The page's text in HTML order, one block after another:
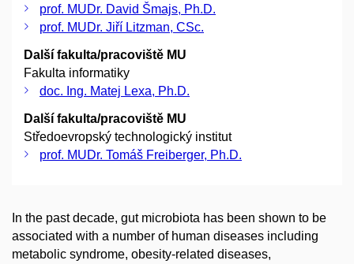
prof. MUDr. David Šmajs, Ph.D.
prof. MUDr. Jiří Litzman, CSc.
Další fakulta/pracoviště MU
Fakulta informatiky
doc. Ing. Matej Lexa, Ph.D.
Další fakulta/pracoviště MU
Středoevropský technologický institut
prof. MUDr. Tomáš Freiberger, Ph.D.
In the past decade, gut microbiota has been shown to be
associated with a number of human diseases including
metabolic syndrome, obesity-related diseases,